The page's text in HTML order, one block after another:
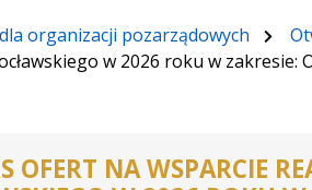
organizacji pozarządowych
w 2026 roku w zakresie:
OFERT NA WSPARCIE